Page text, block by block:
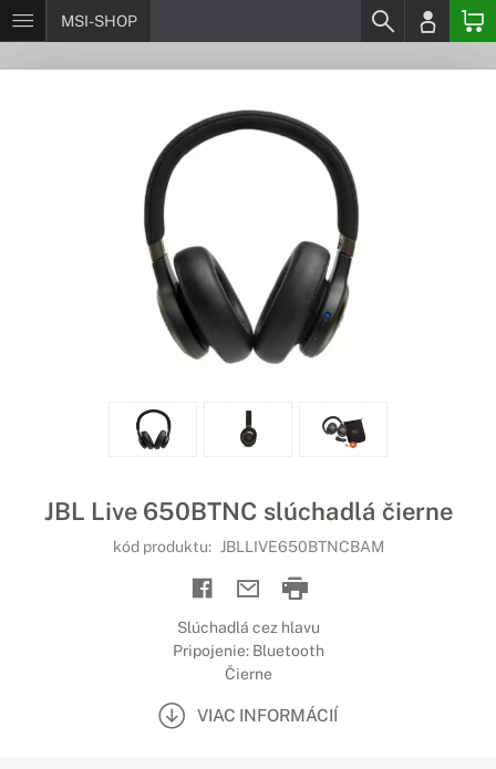
MSI-SHOP
JBL Live 650BTNC slúchadlá čierne
kód produktu: JBLLIVE650BTNCBAM
Slúchadlá cez hlavu
Pripojenie: Bluetooth
Čierne
VIAC INFORMÁCIÍ